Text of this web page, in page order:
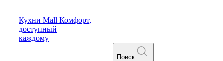
Кухни Mall Комфорт,
доступный
каждому
Поиск